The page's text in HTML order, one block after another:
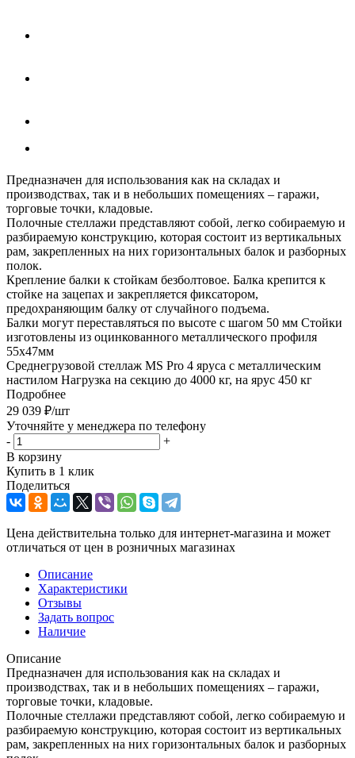
Предназначен для использования как на складах и
производствах, так и в небольших помещениях – гаражи,
торговые точки, кладовые.
Полочные стеллажи представляют собой, легко собираемую и
разбираемую конструкцию, которая состоит из вертикальных
рам, закрепленных на них горизонтальных балок и разборных
полок.
Крепление балки к стойкам безболтовое. Балка крепится к
стойке на зацепах и закрепляется фиксатором,
предохраняющим балку от случайного подъема.
Балки могут переставляться по высоте с шагом 50 мм Стойки
изготовлены из оцинкованного металлического профиля
55х47мм
Среднегрузовой стеллаж MS Pro 4 ярусa с металлическим
настилом Нагрузка на секцию до 4000 кг, на ярус 450 кг
Подробнее
29 039 ₽/шт
Уточняйте у менеджера по телефону
-
+
В корзину
Купить в 1 клик
Поделиться
Цена действительна только для интернет-магазина и может
отличаться от цен в розничных магазинах
Описание
Характеристики
Отзывы
Задать вопрос
Наличие
Описание
Предназначен для использования как на складах и
производствах, так и в небольших помещениях – гаражи,
торговые точки, кладовые.
Полочные стеллажи представляют собой, легко собираемую и
разбираемую конструкцию, которая состоит из вертикальных
рам, закрепленных на них горизонтальных балок и разборных